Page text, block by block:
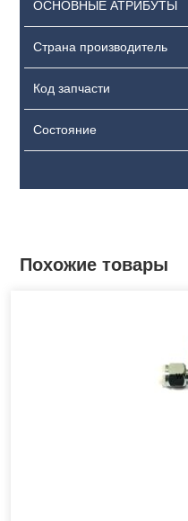
ОСНОВНЫЕ АТРИБУТЫ
Страна производитель
Код запчасти
Состояние
Похожие товары